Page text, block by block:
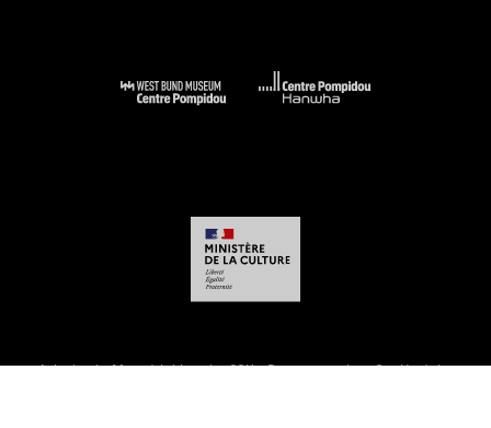
Aviso legal-Mapa del sitio web-CGU-Datos personales-Gestión de las